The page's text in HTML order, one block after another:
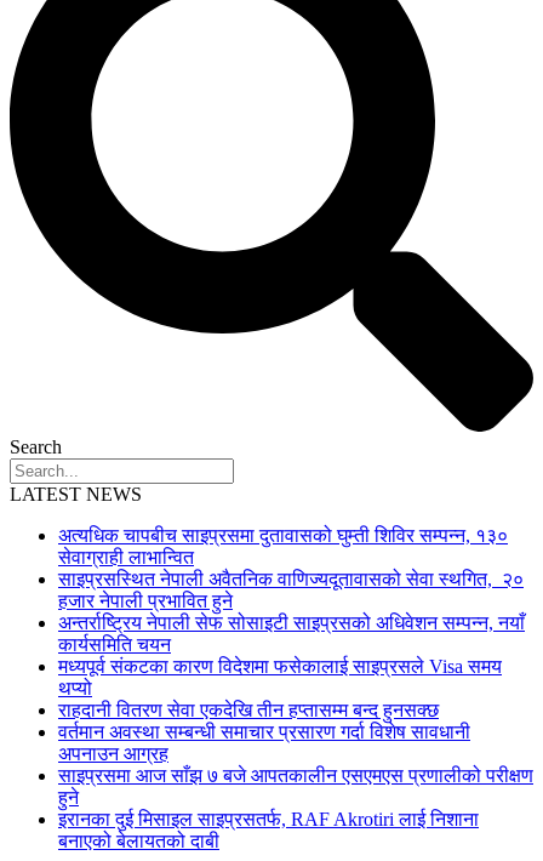
Search
LATEST NEWS
अत्यधिक चापबीच साइप्रसमा दुतावासको घुम्ती शिविर सम्पन्न, १३०
सेवाग्राही लाभान्वित
साइप्रसस्थित नेपाली अवैतनिक वाणिज्यदूतावासको सेवा स्थगित, २०
हजार नेपाली प्रभावित हुने
अन्तर्राष्ट्रिय नेपाली सेफ सोसाइटी साइप्रसको अधिवेशन सम्पन्न, नयाँ
कार्यसमिति चयन
मध्यपूर्व संकटका कारण विदेशमा फसेकालाई साइप्रसले Visa समय
थप्यो
राहदानी वितरण सेवा एकदेखि तीन हप्तासम्म बन्द हुनसक्छ
वर्तमान अवस्था सम्बन्धी समाचार प्रसारण गर्दा विशेष सावधानी
अपनाउन आग्रह
साइप्रसमा आज साँझ ७ बजे आपतकालीन एसएमएस प्रणालीको परीक्षण
हुने
इरानका दुई मिसाइल साइप्रसतर्फ, RAF Akrotiri लाई निशाना
बनाएको बेलायतको दाबी